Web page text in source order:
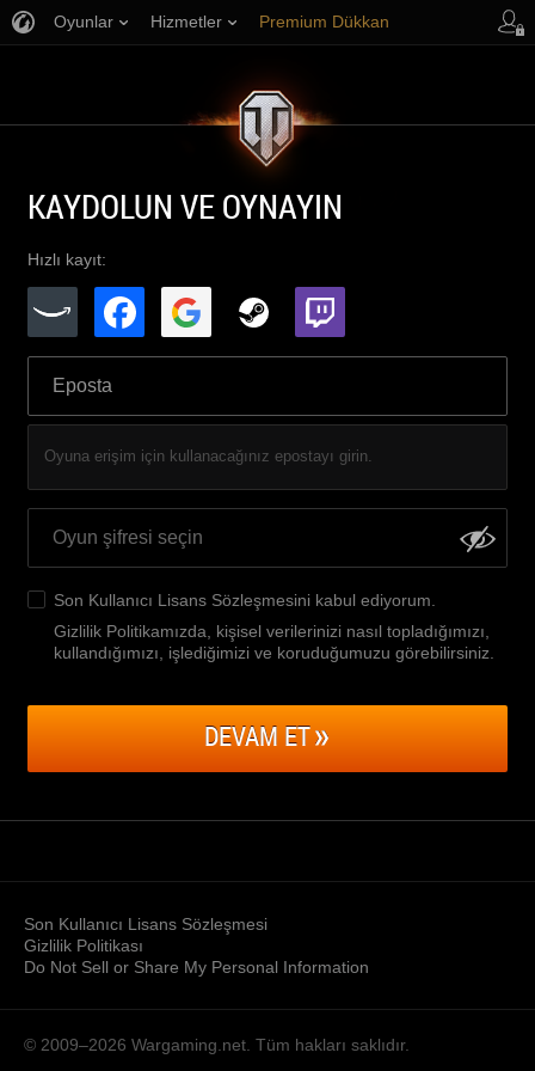
Oyunlar Hizmetler Premium Dükkan
KAYDOLUN VE OYNAYIN
Hızlı kayıt:
Oyuna erişim için kullanacağınız epostayı girin.
Son Kullanıcı Lisans Sözleşmesini kabul ediyorum.
Gizlilik Politikamızda, kişisel verilerinizi nasıl topladığımızı,
kullandığımızı, işlediğimizi ve koruduğumuzu görebilirsiniz
DEVAM ET
Son Kullanıcı Lisans Sözleşmesi
Gizlilik Politikası
Do Not Sell or Share My Personal Information
© 2009–2026 Wargaming.net. Tüm hakları saklıdır.